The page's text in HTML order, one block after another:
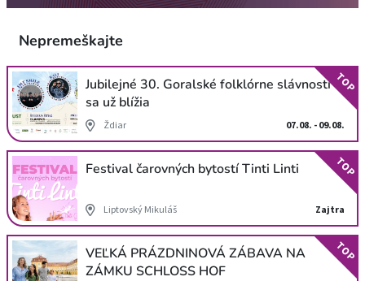
Nepremeškajte
Jubilejné 30. Goralské folklórne slávnosti
sa už blížia
Ždiar 07.08. - 09.08.
TOP
Festival čarovných bytostí Tinti Linti
Liptovský Mikuláš Zajtra
TOP
VEĽKÁ PRÁZDNINOVÁ ZÁBAVA NA
ZÁMKU SCHLOSS HOF
TOP